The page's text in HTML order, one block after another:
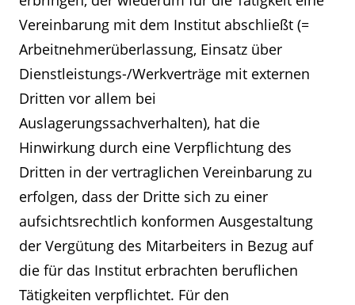
Vereinbarung mit dem Institut abschließt (=
Arbeitnehmerüberlassung, Einsatz über
Dienstleistungs-/Werkverträge mit externen
Dritten vor allem bei
Auslagerungssachverhalten), hat die
Hinwirkung durch eine Verpflichtung des
Dritten in der vertraglichen Vereinbarung zu
erfolgen, dass der Dritte sich zu einer
aufsichtsrechtlich konformen Ausgestaltung
der Vergütung des Mitarbeiters in Bezug auf
die für das Institut erbrachten beruflichen
Tätigkeiten verpflichtet. Für den